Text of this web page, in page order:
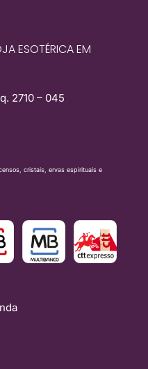
ESOTÉRICA EM
2710 – 045
cristais, ervas espirituais e